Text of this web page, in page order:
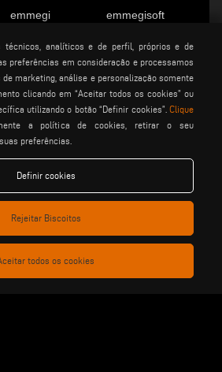
emmegi
emmegisoft
pladway
someco
stürtz
tekna
voilàpdigital
info@tekna.it
técnicos, analíticos e de perfil, próprios e de
preferências em consideração e processamos
marketing, análise e personalização somente
clicando em “Aceitar todos os cookies” ou
utilizando o botão “Definir cookies”. Clique
a política de cookies, retirar o seu
preferências.
Definir cookies
Rejeitar Biscoitos
todos os cookies